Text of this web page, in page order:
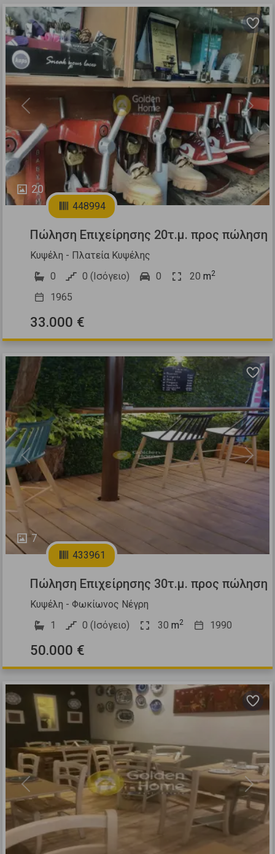
20
Previous Next
448994
Πώληση Επιχείρησης 20τ.μ. προς πώληση
Κυψέλη - Πλατεία Κυψέλης
0
0 (Ισόγειο) 0 20 m2
1965
33.000 €
7
Previous Next
433961
Πώληση Επιχείρησης 30τ.μ. προς πώληση
Κυψέλη - Φωκίωνος Νέγρη
1
0 (Ισόγειο) 30 m2 1990
50.000 €
Previous Next